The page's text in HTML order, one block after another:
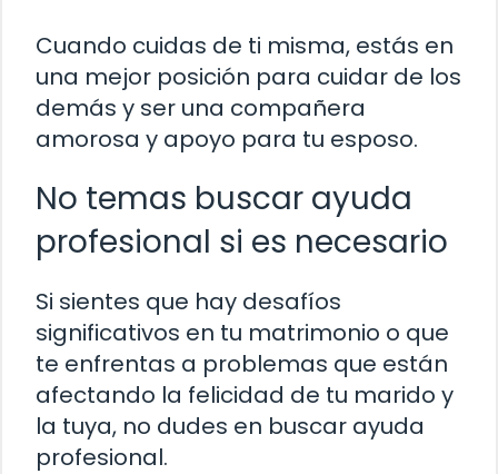
Cuando cuidas de ti misma, estás en
una mejor posición para cuidar de los
demás y ser una compañera
amorosa y apoyo para tu esposo.
No temas buscar ayuda
profesional si es necesario
Si sientes que hay desafíos
significativos en tu matrimonio o que
te enfrentas a problemas que están
afectando la felicidad de tu marido y
la tuya, no dudes en buscar ayuda
profesional.